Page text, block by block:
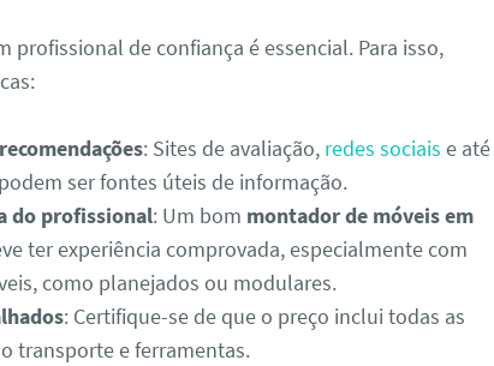
profissional de confiança é essencial. Para isso,
: Sites de avaliação, redes sociais e até
ser fontes úteis de informação.
do profissional: Um bom montador de móveis em
ter experiência comprovada, especialmente com
como planejados ou modulares.
: Certifique-se de que o preço inclui todas as
transporte e ferramentas.